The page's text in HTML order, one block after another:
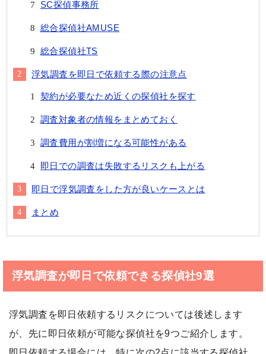
SC探偵事務所
総合探偵社AMUSE
総合探偵社TS
浮気調査を即日で依頼する際の注意点
契約が必要なため近くの探偵社を探す
調査対象者の情報をまとめておく
調査費用が割増になる可能性がある
即日での調査は失敗するリスクも上がる
即日で浮気調査をした方が良いケースとは
まとめ
浮気調査が即日で依頼できる探偵社9選
浮気調査を即日依頼するリスクについては後述します
が、先に即日依頼が可能な探偵社を9つご紹介します。